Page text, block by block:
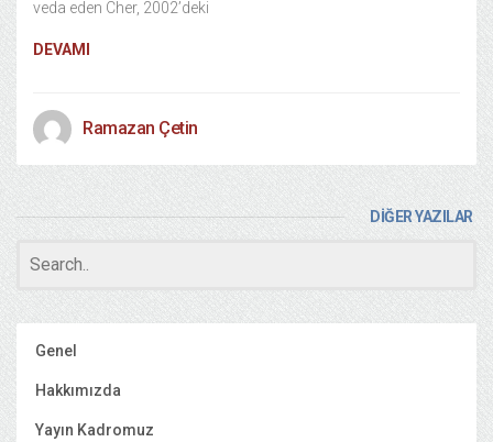
veda eden Cher, 2002’deki
DEVAMI
Ramazan Çetin
DİĞER YAZILAR
Genel
Hakkımızda
Yayın Kadromuz